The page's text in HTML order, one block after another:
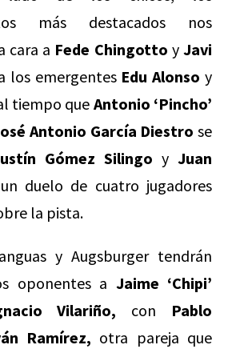
más destacados nos
cara a Fede Chingotto y Javi
los emergentes Edu Alonso y
tiempo que Antonio ‘Pincho’
Antonio García Diestro se
Gómez Silingo y Juan
un duelo de cuatro jugadores
la pista.
y Augsburger tendrán
oponentes a Jaime ‘Chipi’
Vilariño, con Pablo
Ramírez, otra pareja que